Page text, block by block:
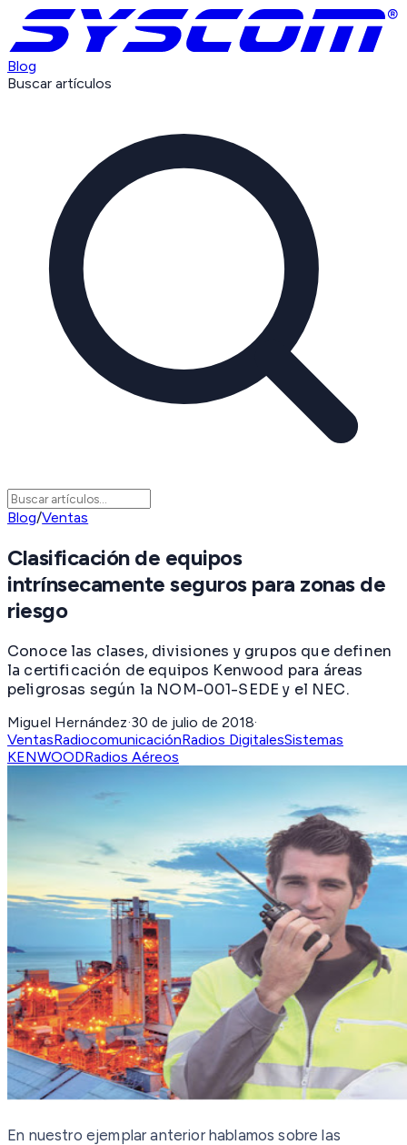
Blog
Buscar artículos
Blog/Ventas
Clasificación de equipos
intrínsecamente seguros para zonas de
riesgo
Conoce las clases, divisiones y grupos que definen
la certificación de equipos Kenwood para áreas
peligrosas según la NOM-001-SEDE y el NEC.
Miguel Hernández·30 de julio de 2018·
VentasRadiocomunicaciónRadios DigitalesSistemas
KENWOODRadios Aéreos
En nuestro ejemplar anterior hablamos sobre las